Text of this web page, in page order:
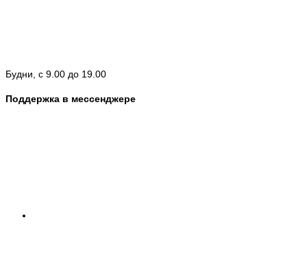
Будни, с 9.00 до 19.00
Поддержка в мессенджере